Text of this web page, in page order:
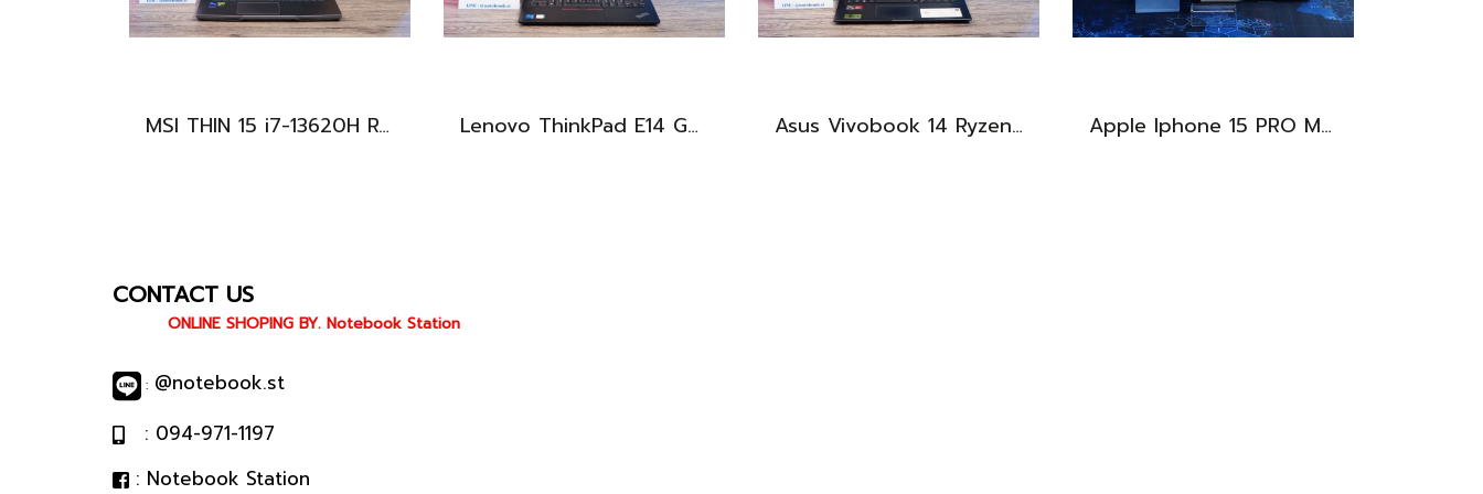
MSI THIN 15 i7-13620H RTX-2050(4GB) Ram8 SSD512 จอ15.6 FHD 144Hz สเปคเกมมิ่ง คีย์บอร์ดไฟสีฟ้า ดีไซน์เรียบหรู น้ำหนักเบาไม่ถึง2kg เครื่องมีประกันศูนย์พร้อมใช้งานในราคาสุดคุ้มเพียง 18,500.-เท่านั้น Lenovo ThinkPad E14 Gen4 i5-1235U Ram40 SSD1TB จอ14นิ้ว FHD สเปคดีทำงานเก่ง ดีไซน์เล็กกะทักรัด พกพาใช้งานได้สะดวก เครื่องพร้อมใช้งานเพียง 22,990.- Asus Vivobook 14 Ryzen3-3250U Ram4 SSD512 จอ14นิ้ว FHD สเปคทำงานทั่วไป ดีไซน์สวยทำจากวัสดุดี น้ำหนักเบา ราคาเพียง 5,990.- Apple Iphone 15 PRO MAX NATURAL TITANIUM 256GB สุขภาพแบต 87% อุปกรณ์ครบกล่อง ขายเพียง 11,990.-
CONTACT US
ONLINE SHOPING BY. Notebook Station
: @notebook.st
: 094-971-1197
: Notebook Station